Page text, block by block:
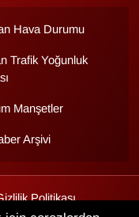
Hava Durumu
Trafik Yoğunluk
Manşetler
Arşivi
Politikası